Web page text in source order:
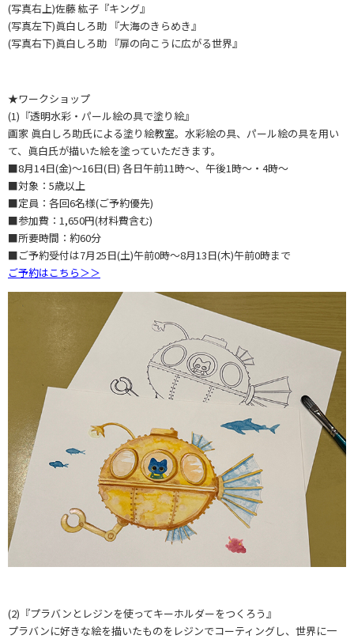
(写真右上)佐藤 紘子『キング』
(写真左下)眞白しろ助 『大海のきらめき』
(写真右下)眞白しろ助 『扉の向こうに広がる世界』
★ワークショップ
(1)『透明水彩・パール絵の具で塗り絵』
画家 眞白しろ助氏による塗り絵教室。水彩絵の具、パール絵の具を用い
て、眞白氏が描いた絵を塗っていただきます。
■8月14日(金)～16日(日) 各日午前11時～、午後1時～・4時～
■対象：5歳以上
■定員：各回6名様(ご予約優先)
■参加費：1,650円(材料費含む)
■所要時間：約60分
■ご予約受付は7月25日(土)午前0時～8月13日(木)午前0時まで
ご予約はこちら＞＞
(2)『プラバンとレジンを使ってキーホルダーをつくろう』
プラバンに好きな絵を描いたものをレジンでコーティングし、世界に一